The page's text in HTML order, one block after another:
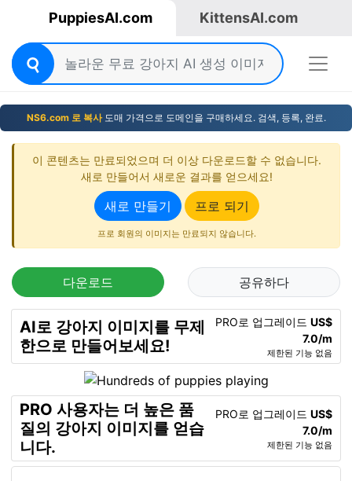
PuppiesAI.com KittensAI.com
NS6.com 로 복사도매 가격으로 도메인을 구매하세요. 검색, 등록, 완료.
이 콘텐츠는 만료되었으며 더 이상 다운로드할 수 없습니다.
새로 만들어서 새로운 결과를 얻으세요!
새로 만들기 프로 되기
프로 회원의 이미지는 만료되지 않습니다.
다운로드 공유하다
AI로 강아지 이미지를 무제
한으로 만들어보세요!
PRO로 업그레이드 US$
7.0/m
제한된 기능 없음
PRO 사용자는 더 높은 품
질의 강아지 이미지를 얻습
니다.
PRO로 업그레이드 US$
7.0/m
제한된 기능 없음